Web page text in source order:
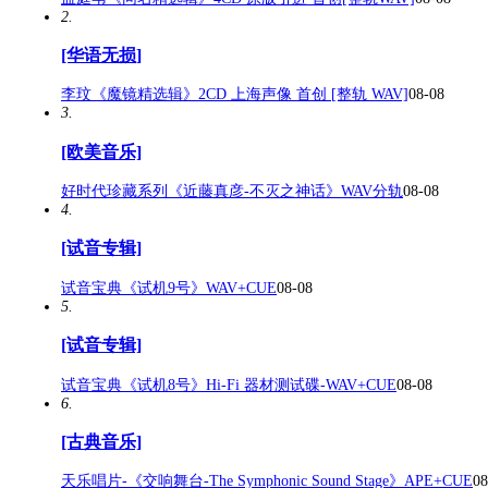
2.
[华语无损]
李玟《魔镜精选辑》2CD 上海声像 首创 [整轨 WAV]08-08
3.
[欧美音乐]
好时代珍藏系列《近藤真彦-不灭之神话》WAV分轨08-08
4.
[试音专辑]
试音宝典《试机9号》WAV+CUE08-08
5.
[试音专辑]
试音宝典《试机8号》Hi‑Fi 器材测试碟-WAV+CUE08-08
6.
[古典音乐]
天乐唱片-《交响舞台-The Symphonic Sound Stage》APE+CUE